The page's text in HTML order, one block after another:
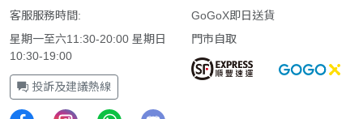
客服服務時間:
星期一至六11:30-20:00 星期日
10:30-19:00
投訴及建議熱線
GoGoX即日送貨
門市自取